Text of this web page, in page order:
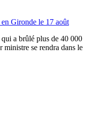
Gironde le 17 août
a brûlé plus de 40 000
ministre se rendra dans le